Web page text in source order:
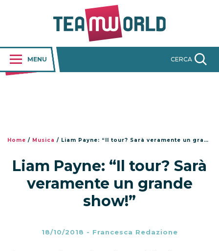
MENU CERCA
Home / Musica / Liam Payne: “Il tour? Sarà veramente un grande show!”
Liam Payne: “Il tour? Sarà
veramente un grande
show!”
18/10/2018 - Francesca Redazione